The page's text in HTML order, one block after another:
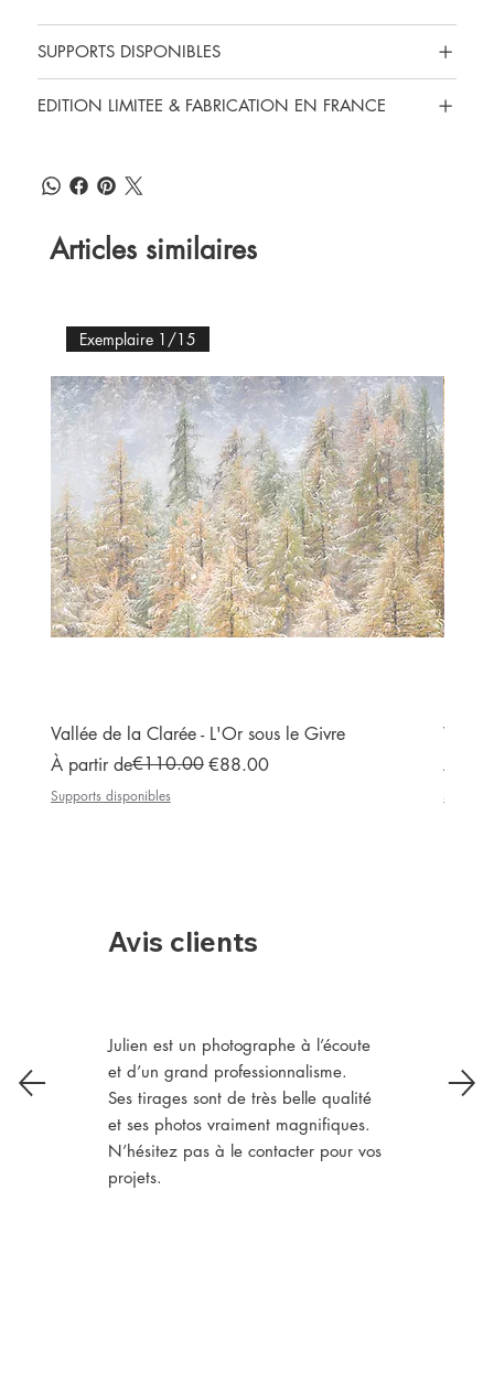
SUPPORTS DISPONIBLES
EDITION LIMITEE & FABRICATION EN FRANCE
Articles similaires
Exemplaire 1/15
Vallée de la Clarée - L'Or sous le Givre
À partir de
Prix original€110.00 €88.00
Prix promotionnel
Supports disponibles
À
Prix
Prix
Avis clients
Julien est un photographe à l’écoute
et d’un grand professionnalisme.
Ses tirages sont de très belle qualité
et ses photos vraiment magnifiques.
N’hésitez pas à le contacter pour vos
projets.